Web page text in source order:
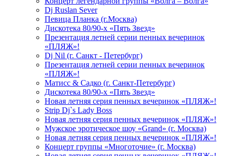
Dj Ruslan Sever
Певица Планка (г.Москва)
Дискотека 80/90-х «Пять Звезд»
Презентация летней серии пенных вечеринок
«ПЛЯЖ»!
Dj Nil (г. Санкт - Петербург)
Презентация летней серии пенных вечеринок
«ПЛЯЖ»!
Матисс & Садко (г. Санкт-Петербург)
Дискотека 80/90-х «Пять Звезд»
Новая летняя серия пенных вечеринок «ПЛЯЖ»!
Strip Dj`s Lady Boss
Новая летняя серия пенных вечеринок «ПЛЯЖ»!
Мужское эротическое шоу «Grand» (г. Москва)
Новая летняя серия пенных вечеринок «ПЛЯЖ»!
Концерт группы «Многоточие» (г. Москва)